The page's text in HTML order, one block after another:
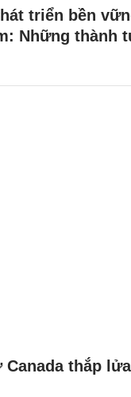
triển bền
Những thành
thắp